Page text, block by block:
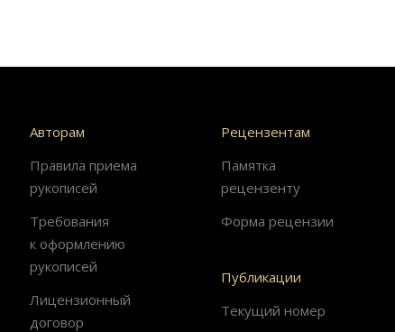
Авторам
Правила приема
рукописей
Требования
к оформлению
рукописей
Лицензионный
договор
Рецензентам
Памятка
рецензенту
Форма рецензии
Публикации
Текущий номер